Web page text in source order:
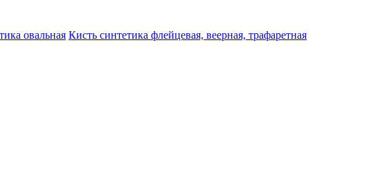
овальная Кисть синтетика флейцевая, веерная, трафаретная